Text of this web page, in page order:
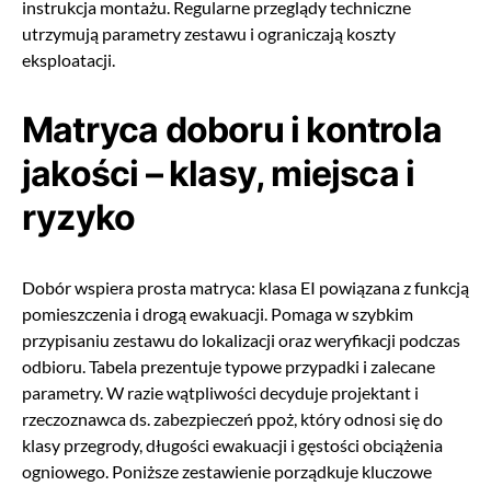
instrukcja montażu. Regularne przeglądy techniczne
utrzymują parametry zestawu i ograniczają koszty
eksploatacji.
Matryca doboru i kontrola
jakości – klasy, miejsca i
ryzyko
Dobór wspiera prosta matryca: klasa EI powiązana z funkcją
pomieszczenia i drogą ewakuacji. Pomaga w szybkim
przypisaniu zestawu do lokalizacji oraz weryfikacji podczas
odbioru. Tabela prezentuje typowe przypadki i zalecane
parametry. W razie wątpliwości decyduje projektant i
rzeczoznawca ds. zabezpieczeń ppoż, który odnosi się do
klasy przegrody, długości ewakuacji i gęstości obciążenia
ogniowego. Poniższe zestawienie porządkuje kluczowe